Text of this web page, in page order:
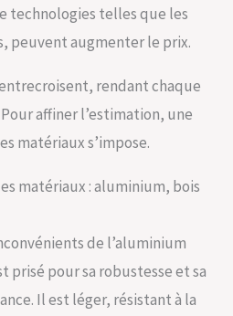
technologies telles que les
peuvent augmenter le prix.
rendant chaque
affiner l’estimation, une
matériaux s’impose.
matériaux : aluminium, bois
de l’aluminium
prisé pour sa robustesse et sa
Il est léger, résistant à la